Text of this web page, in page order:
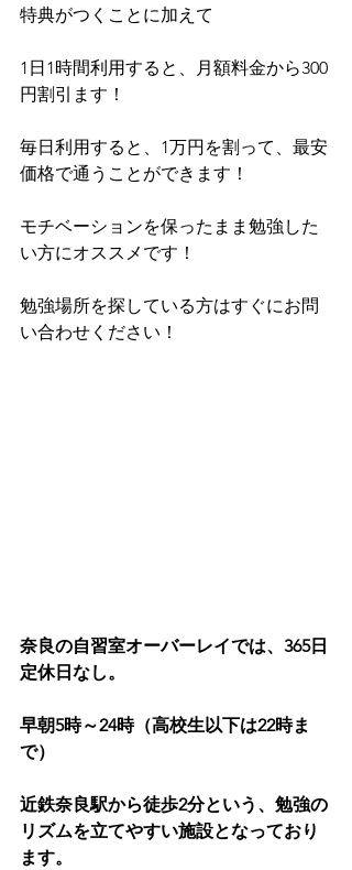
特典がつくことに加えて
1日1時間利用すると、月額料金から300
円割引ます！
毎日利用すると、1万円を割って、最安
価格で通うことができます！
モチベーションを保ったまま勉強した
い方にオススメです！
勉強場所を探している方はすぐにお問
い合わせください！
奈良の自習室オーバーレイでは、365日
定休日なし。
早朝5時～24時（高校生以下は22時ま
で）
近鉄奈良駅から徒歩2分という、勉強の
リズムを立てやすい施設となっており
ます。